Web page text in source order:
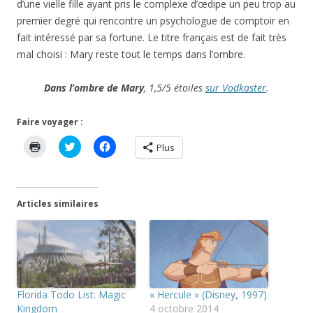
d’une vielle fille ayant pris le complexe d’œdipe un peu trop au
premier degré qui rencontre un psychologue de comptoir en
fait intéressé par sa fortune. Le titre français est de fait très
mal choisi : Mary reste tout le temps dans l’ombre.
Dans l’ombre de Mary, 1,5/5 étoiles sur Vodkaster.
Faire voyager :
e
r
p
o
u
r
i
m
p
r
i
m
e
r
C
l
e
z
p
o
a
r
t
a
g
e
C
l
o
u
r
p
a
r
t
a
g
e
Plus
Articles similaires
Florida Todo List: Magic
Kingdom
« Hercule » (Disney, 1997)
4 octobre 2014